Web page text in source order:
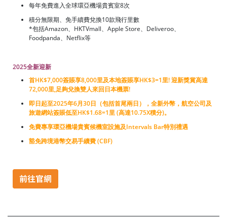
每年免費進入全球環亞機場貴賓室8次
積分無限期、免手續費兌換10款飛行里數
*包括Amazon、HKTVmall、Apple Store、Deliveroo、
Foodpanda、Netflix等
2025全新迎新
首HK$7,000簽賬享8,000里及本地簽賬享HK$3=1里! 迎新獎賞高達
72,000里,足夠兌換雙人來回日本機票!
即日起至2025年6月30日（包括首尾兩日），全新外幣，航空公司及
旅遊網站簽賬低至HK$1.68=1里 (高達10.75X積分)。
免費專享環亞機場貴賓候機室設施及Intervals Bar特別禮遇
豁免跨境港幣交易手續費 (CBF)